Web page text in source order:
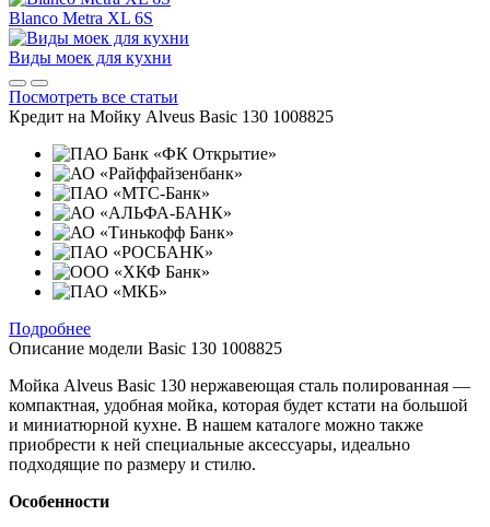
Blanco Metra XL 6S
Виды моек для кухни
Посмотреть все статьи
Кредит на Мойку Alveus Basic 130 1008825
Подробнее
Описание модели Basic 130 1008825
Мойка Alveus Basic 130 нержавеющая сталь полированная —
компактная, удобная мойка, которая будет кстати на большой
и миниатюрной кухне. В нашем каталоге можно также
приобрести к ней специальные аксессуары, идеально
подходящие по размеру и стилю.
Особенности